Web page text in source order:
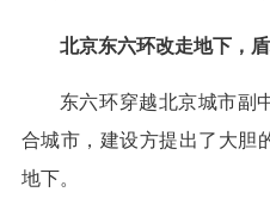
北京东六环改走地下，
东六环穿越北京城市副
合城市，建设方提出了大胆
地下。